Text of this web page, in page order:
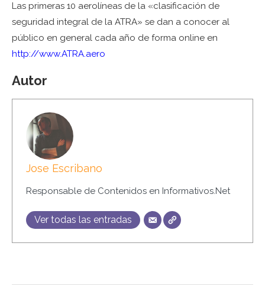
Las primeras 10 aerolíneas de la «clasificación de
seguridad integral de la ATRA» se dan a conocer al
público en general cada año de forma online en
http://www.ATRA.aero
Autor
Jose Escribano
Responsable de Contenidos en Informativos.Net
Ver todas las entradas